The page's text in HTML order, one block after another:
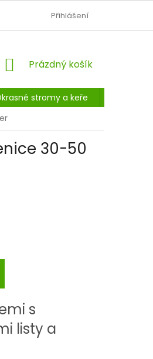
PODMÍNKY OCHRANY OSOBNÍCH
Přihlášení
NÁKUPNÍ
Prázdný košík
stromy a keře
30-50
s
listy a